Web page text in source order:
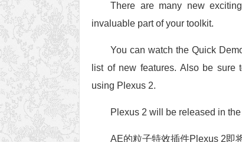
There are many new
invaluable part of your toolkit.
You can watch the Quick
list of new features. Also be sure
using Plexus 2.
Plexus 2 will be released in
AE的粒子特效插件Plexus 2即